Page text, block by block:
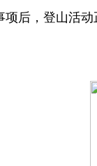
后，登山活动